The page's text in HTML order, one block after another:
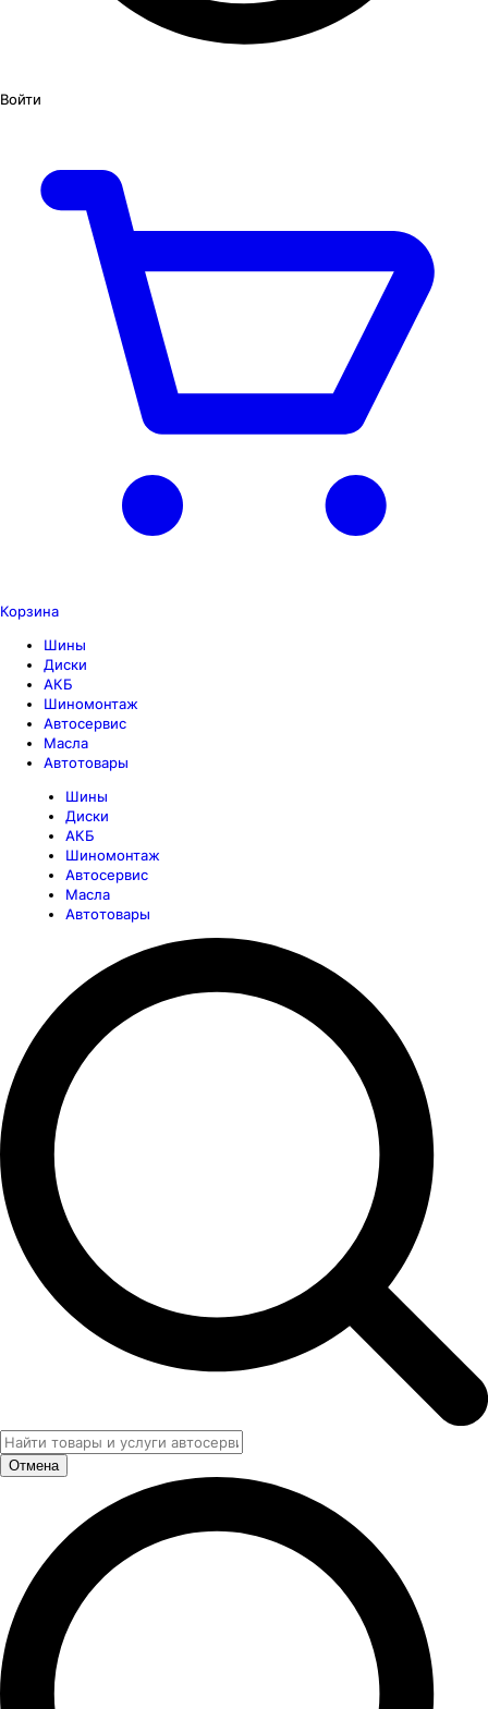
Войти
Корзина
Шины
Диски
АКБ
Шиномонтаж
Автосервис
Масла
Автотовары
Шины
Диски
АКБ
Шиномонтаж
Автосервис
Масла
Автотовары
Отмена